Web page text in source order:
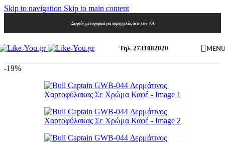
Skip to navigation Skip to main content
Δωρεάν μεταφορικά για παραγγελίες άνω των 45€
Τηλ. 2731082020
-19%